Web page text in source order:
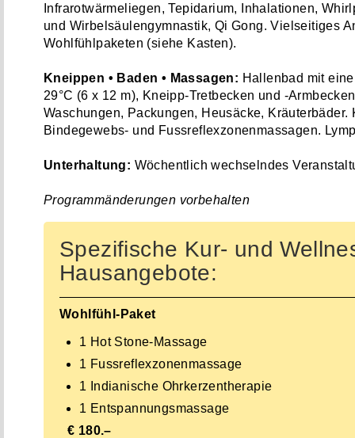
Infrarotwärmeliegen, Tepidarium, Inhalationen,
und Wirbelsäulengymnastik, Qi Gong. Vielseitiges
Wohlfühlpaketen (siehe Kasten).
Kneippen • Baden • Massagen: Hallenbad mit
29°C (6 x 12 m), Kneipp-Tretbecken und -
Waschungen, Packungen, Heusäcke, Kräuterbäder.
Bindegewebs- und Fussreflexzonenmassagen.
Unterhaltung: Wöchentlich wechselndes
Programmänderungen vorbehalten
Spezifische Kur- und
Hausangebote:
Wohlfühl-Paket
1 Hot Stone-Massage
1 Fussreflexzonenmassage
1 Indianische Ohrkerzentherapie
1 Entspannungsmassage
€ 180.–